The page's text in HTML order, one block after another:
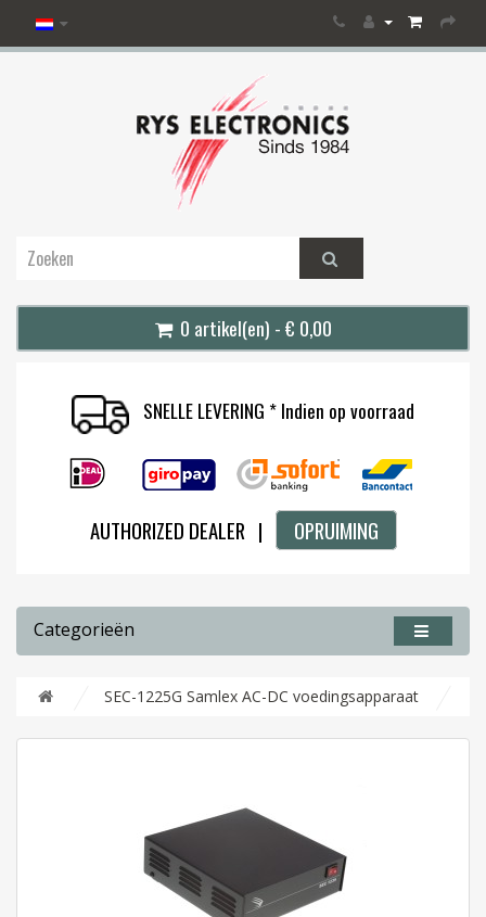
0 artikel(en) - € 0,00
SNELLE LEVERING * Indien op voorraad
AUTHORIZED DEALER | OPRUIMING
Categorieën
SEC-1225G Samlex AC-DC voedingsapparaat